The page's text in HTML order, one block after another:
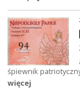
śpiewnik
więcej